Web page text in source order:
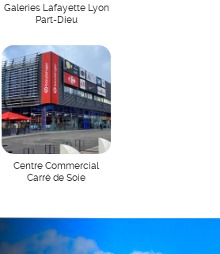
Galeries Lafayette Lyon
Part-Dieu
Centre Commercial
Carré de Soie